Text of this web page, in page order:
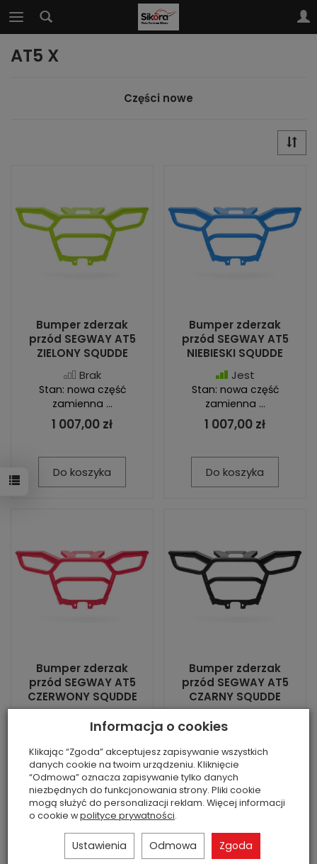
AT5 X
Części nowe
Bumper zderzak
przód SEGWAY AT5
ZIELONY SQUDDE
Brak
Stan: nowa część
zamienna ...
1 007,00 zł
Do koszyka
Bumper zderzak
przód SEGWAY AT5
NIEBIESKI SQUDDE
Jest
Stan: nowa część
zamienna ...
1 007,00 zł
Do koszyka
Bumper zderzak
przód SEGWAY AT5
CZERWONY SQUDDE
Stan: nowa część
zamienna ...
1 007,00 zł
Do koszyka
Bumper zderzak
przód SEGWAY AT5
CZARNY SQUDDE
Stan: nowa część
zamienna ...
1 007,00 zł
Informacja o cookies
Klikając “Zgoda” akceptujesz zapisywanie wszystkich
danych cookie na twoim urządzeniu. Kliknięcie
“Odmowa” oznacza zapisywanie tylko danych
niezbędnych do funkcjonowania strony. Pliki cookie
mogą służyć do personalizacji reklam. Więcej informacji
o cookie wpolityce prywatności.
Ustawienia Odmowa Zgoda